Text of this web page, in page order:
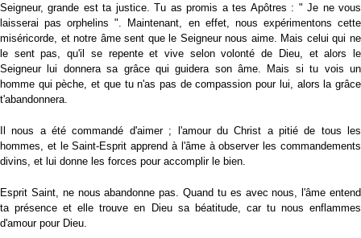
Seigneur, grande est ta justice. Tu as promis a tes Apôtres : " Je ne vous
laisserai pas orphelins ". Maintenant, en effet, nous expérimentons cette
miséricorde, et notre âme sent que le Seigneur nous aime. Mais celui qui ne
le sent pas, qu'il se repente et vive selon volonté de Dieu, et alors le
Seigneur lui donnera sa grâce qui guidera son âme. Mais si tu vois un
homme qui pèche, et que tu n'as pas de compassion pour lui, alors la grâce
t'abandonnera.
Il nous a été commandé d'aimer ; l'amour du Christ a pitié de tous les
hommes, et le Saint-Esprit apprend à l'âme à observer les commandements
divins, et lui donne les forces pour accomplir le bien.
Esprit Saint, ne nous abandonne pas. Quand tu es avec nous, l'âme entend
ta présence et elle trouve en Dieu sa béatitude, car tu nous enflammes
d'amour pour Dieu.